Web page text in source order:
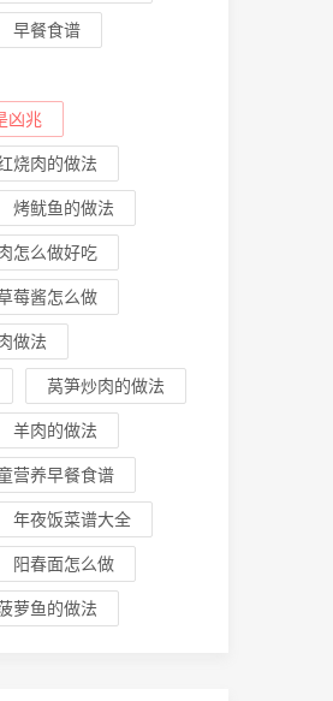
早餐食谱
凶兆
烧肉的做法
烤鱿鱼的做法
怎么做好吃
莓酱怎么做
做法
莴笋炒肉的做法
羊肉的做法
营养早餐食谱
年夜饭菜谱大全
阳春面怎么做
萝鱼的做法